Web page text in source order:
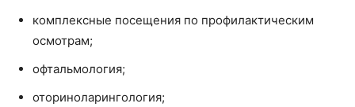
комплексные посещения по профилактическим
осмотрам;
офтальмология;
оториноларингология;